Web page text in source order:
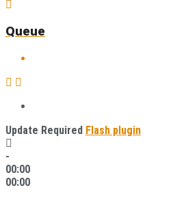
Queue
Update Required Flash plugin
-
00:00
00:00